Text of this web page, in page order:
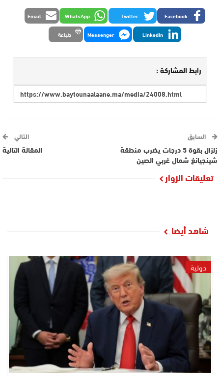
Facebook
Twitter
WhatsApp
Email
LinkedIn
Messenger طباعة
رابط المشاركة :
السابق
زلزال بقوة 5 درجات يضرب منطقة
شينجيانغ شمال غربي الصين
التالي
المقالة التالية
تعليقات الزوار
شاهد أيضا
دولية